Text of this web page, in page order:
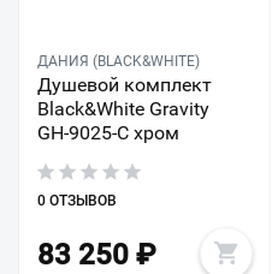
ДАНИЯ (BLACK&WHITE)
Душевой комплект
Black&White Gravity
GH-9025-C хром
0 ОТЗЫВОВ
83 250 ₽